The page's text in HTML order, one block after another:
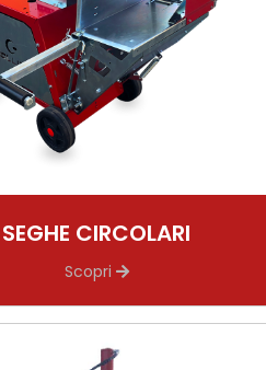
SEGHE CIRCOLARI
Scopri